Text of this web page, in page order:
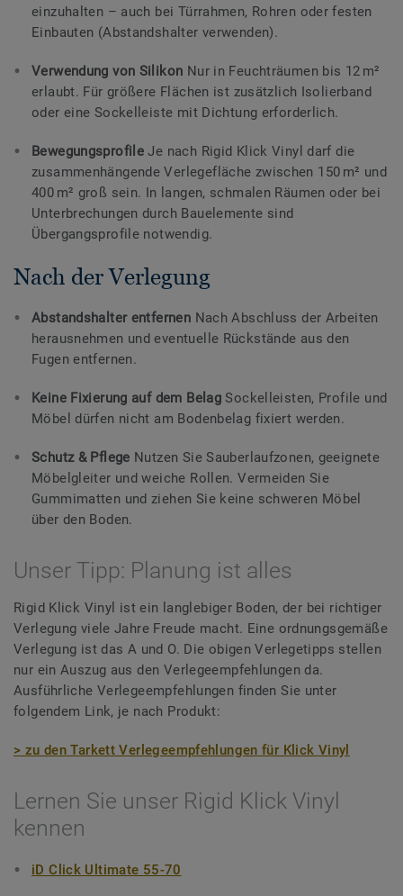
einzuhalten – auch bei Türrahmen, Rohren oder festen
Einbauten (Abstandshalter verwenden).
Verwendung von Silikon Nur in Feuchträumen bis 12 m²
erlaubt. Für größere Flächen ist zusätzlich Isolierband
oder eine Sockelleiste mit Dichtung erforderlich.
Bewegungsprofile Je nach Rigid Klick Vinyl darf die
zusammenhängende Verlegefläche zwischen 150 m² und
400 m² groß sein. In langen, schmalen Räumen oder bei
Unterbrechungen durch Bauelemente sind
Übergangsprofile notwendig.
Nach der Verlegung
Abstandshalter entfernen Nach Abschluss der Arbeiten
herausnehmen und eventuelle Rückstände aus den
Fugen entfernen.
Keine Fixierung auf dem Belag Sockelleisten, Profile und
Möbel dürfen nicht am Bodenbelag fixiert werden.
Schutz & Pflege Nutzen Sie Sauberlaufzonen, geeignete
Möbelgleiter und weiche Rollen. Vermeiden Sie
Gummimatten und ziehen Sie keine schweren Möbel
über den Boden.
Unser Tipp: Planung ist alles
Rigid Klick Vinyl ist ein langlebiger Boden, der bei richtiger
Verlegung viele Jahre Freude macht. Eine ordnungsgemäße
Verlegung ist das A und O. Die obigen Verlegetipps stellen
nur ein Auszug aus den Verlegeempfehlungen da.
Ausführliche Verlegeempfehlungen finden Sie unter
folgendem Link, je nach Produkt:
> zu den Tarkett Verlegeempfehlungen für Klick Vinyl
Lernen Sie unser Rigid Klick Vinyl
kennen
iD Click Ultimate 55-70